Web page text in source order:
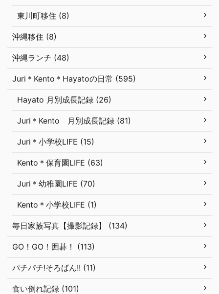
東川町移住 (8)
沖縄移住 (8)
沖縄ランチ (48)
Juri＊Kento＊Hayatoの日常 (595)
Hayato 月別成長記録 (26)
Juri＊Kento 月別成長記録 (81)
Juri＊小学校LIFE (15)
Kento＊保育園LIFE (63)
Juri＊幼稚園LIFE (70)
Kento＊小学校LIFE (1)
毎日家族写真【撮影記録】 (134)
GO！GO！囲碁！ (113)
パチパチ!そろばん!! (11)
食い倒れ記録 (101)